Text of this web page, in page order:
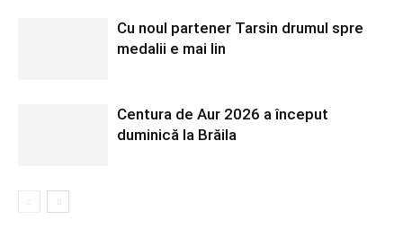
Cu noul partener Tarsin drumul spre
medalii e mai lin
Centura de Aur 2026 a început
duminică la Brăila